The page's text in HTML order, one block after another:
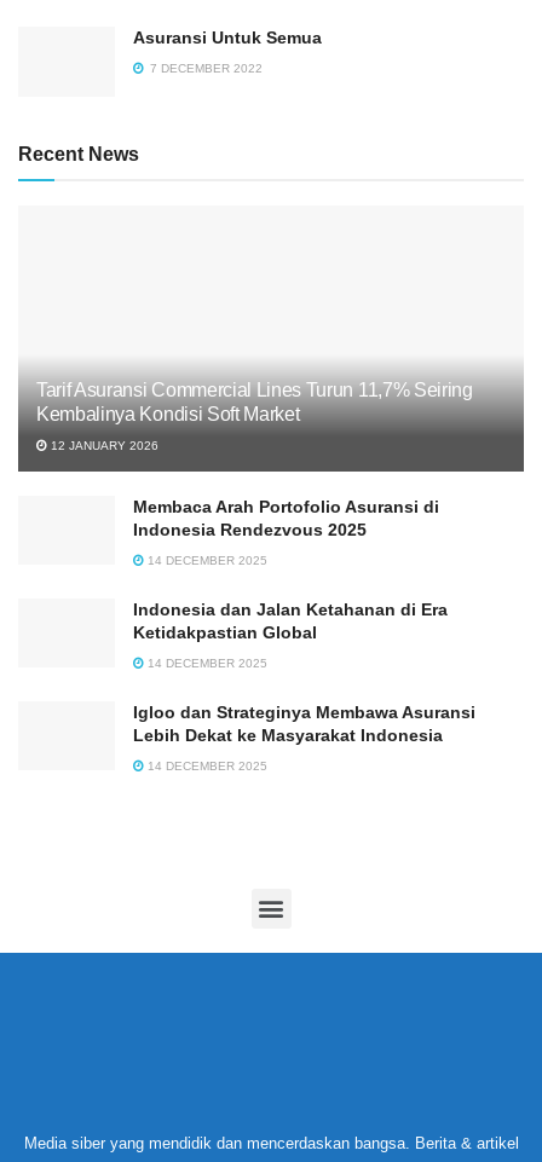
Asuransi Untuk Semua
7 DECEMBER 2022
Recent News
Tarif Asuransi Commercial Lines Turun 11,7% Seiring
Kembalinya Kondisi Soft Market
12 JANUARY 2026
Membaca Arah Portofolio Asuransi di
Indonesia Rendezvous 2025
14 DECEMBER 2025
Indonesia dan Jalan Ketahanan di Era
Ketidakpastian Global
14 DECEMBER 2025
Igloo dan Strateginya Membawa Asuransi
Lebih Dekat ke Masyarakat Indonesia
14 DECEMBER 2025
Media siber yang mendidik dan mencerdaskan bangsa. Berita & artikel